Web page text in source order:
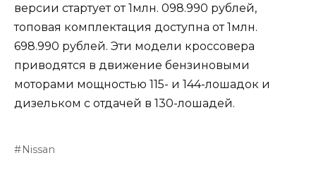
версии стартует от 1млн. 098.990 рублей,
топовая комплектация доступна от 1млн.
698.990 рублей. Эти модели кроссовера
приводятся в движение бензиновыми
моторами мощностью 115- и 144-лошадок и
дизельком с отдачей в 130-лошадей.
Nissan